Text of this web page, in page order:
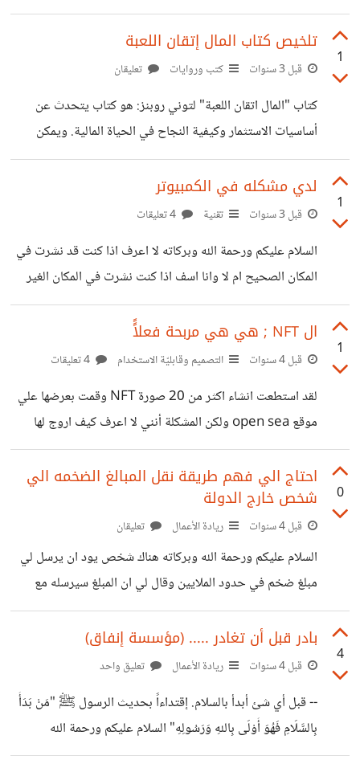
للأثرياء والفقراء في العالم. يعتبر الكتاب دليلًا لتحقيق الثراء
والنجاح المالي، وهو يركز على أهمية التعليم المالي وكيفية تغيير
النظرة المجتمعية للمال والاستثمار. ويتضمن الكتاب العديد من
الاستثمار في الأصول الثابتة بدلاً من الأصول المتداولة. 2-
توفير الوقت والجهد والمال للتعليم المالي وإدارة المال
1
تلخيص كتاب المال إتقان اللعبة
قبل 3 سنوات كتب وروايات تعليقان
كتاب "المال اتقان اللعبة" لتوني روبنز: هو كتاب يتحدث عن
أساسيات الاستثمار وكيفية النجاح في الحياة المالية. ويمكن
تلخيص محتوى الكتاب : 1- الاستثمار في الأصول: يشجع الكتاب
على الاستثمار في الأصول التي تتزايد قيمتها مع مرور الوقت،
مثل العقارات والأسهم والسندات. 2- التميز في الاستثمار: يشجع
تعتبر خارج المألوف، وذلك لتحقيق العوائد العالية وتقليل
المخاطر. 3- تعلم القراءة المالية: يشجع الكتاب على تعلم القراءة
المالية وفهم القوائم المالية والتقارير المالية،
1
لدي مشكله في الكمبيوتر
قبل 3 سنوات تقنية
السلام عليكم ورحمة الله وبركاته لا اعرف اذا كنت قد نشرت في
المكان الصحيح ام لا وانا اسف اذا كنت نشرت في المكان الغير
مناسب المهم انا عندي جهاز hp 705 g1 والجهاز كان فيه 8
جيجا رام ولكن انا زودتها ل 12 جيجا رام بس للأسف الويندوز
كاتبلي أنه بيستخدم ٢ جيجا بايت من الرام بس اعمل ايه علشان
1
ال NFT ; هي هي مربحة فعلاًً
قبل 4 سنوات التصميم وقابليّة الاستخدام
لقد استطعت انشاء اكثر من 20 صورة NFT وقمت بعرضها علي
موقع open sea ولكن المشكلة أنني لا اعرف كيف اروج لها
وهل هناك احد يشتري هذه الرموز ام انه وهم ... تعديل: لقد
قامت فتاة من كوريا الشمالية بالتواصل معي علي فيسبوك لشرائ
رمز nft ولكن تظهر لها هذه الرسالة
يستطيع حل هذه المشكلة سوف اعطيه 200 دولار امريكي من
لدي خبرة في هذا الموضوع او يود المشاركة معي يكتب لي
0
احتاج الي فهم طريقة نقل المبالغ الضخمه الي
شخص خارج الدولة
قبل 4 سنوات ريادة الأعمال تعليقان
السلام عليكم ورحمة الله وبركاته هناك شخص يود ان يرسل لي
مبلغ ضخم في حدود الملايين وقال لي ان المبلغ سيرسله مع
شخص دوبلماسي هذا المبلغ سيأتي من الخارج قلت له ارسله
علي الحساب البنكي قال ان المبلغ كبير ولا يمكن ارساله علي
البنك مباشرةً لذلك من يفهم طريقة نقل الاموال يفهمني بسرعه
لأنني انتظر اتصال من الدوبلماسي غداً ستكون معه شنطة سفر
موجود بها المبلغ (المبلغ لعمل مشروع خيري) والمبلغ 3 مليون
دولار لأكون صريحاً ولكن قال لي بأنني
4
بادر قبل أن تغادر ..... (مؤسسة إنفاق)
قبل 4 سنوات ريادة الأعمال تعليق واحد
-- قبل أي شئ أبدأ بالسلام. إقتداءاً بحديث الرسول ﷺ "مَنْ بَدَأَ
بِالسَّلَامِ فَهُوَ أَوْلَى بِاللهِ وَرَسُولِهِ" السلام عليكم ورحمة الله
وبركاته: راودتني فكرة عن إنشاء مؤسسة خيرية نتعاون علي